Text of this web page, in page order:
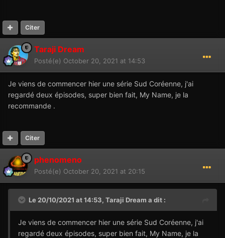
Citer
Taraji Dream
Posté(e) October 20, 2021 at 14:53
Je viens de commencer hier une série Sud Coréenne, j'ai
regardé deux épisodes, super bien fait, My Name, je la
recommande .
Citer
phenomeno
Posté(e) October 20, 2021 at 20:15
Le 20/10/2021 at 14:53, Taraji Dream a dit :
Je viens de commencer hier une série Sud Coréenne, j'ai
regardé deux épisodes, super bien fait, My Name, je la